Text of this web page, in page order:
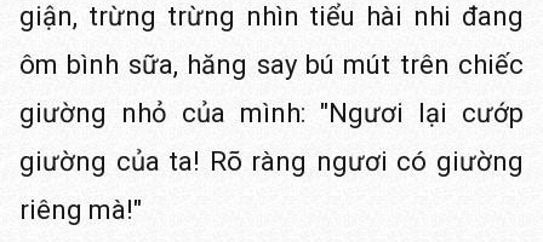
giận, trừng trừng nhìn tiểu hài nhi đang
ôm bình sữa, hăng say bú mút trên chiếc
giường nhỏ của mình: "Ngươi lại cướp
giường của ta! Rõ ràng ngươi có giường
riêng mà!"